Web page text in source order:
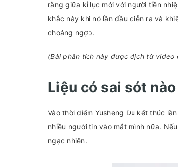
rằng giữa kỉ lục mới với người tiền
khắc này khi nó lần đầu diễn ra và
choáng ngợp.
(Bài phân tích này được dịch từ video
Liệu có sai sót
Vào thời điểm Yusheng Du kết thúc
nhiều người tin vào mắt mình nữa.
ngạc nhiên.